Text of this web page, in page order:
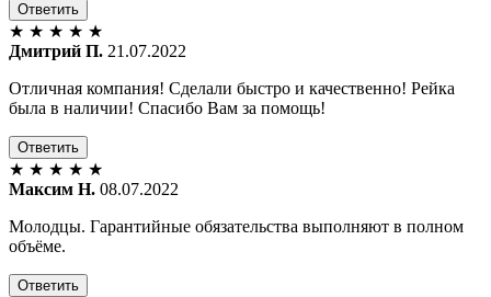
Ответить
★ ★ ★ ★ ★
Дмитрий П. 21.07.2022
Отличная компания! Сделали быстро и качественно! Рейка
была в наличии! Спасибо Вам за помощь!
Ответить
★ ★ ★ ★ ★
Максим Н. 08.07.2022
Молодцы. Гарантийные обязательства выполняют в полном
объёме.
Ответить